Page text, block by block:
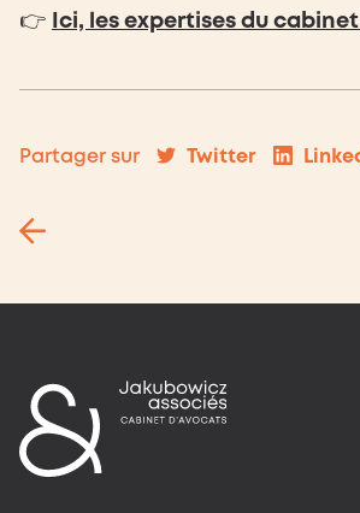
👉 Ici, les expertises du cabinet
Partager sur Twitter